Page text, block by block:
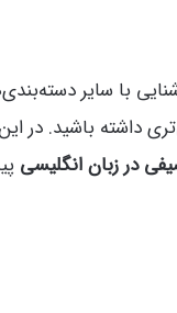
با سایر
داشته باشید. در
در زبان انگلیسی